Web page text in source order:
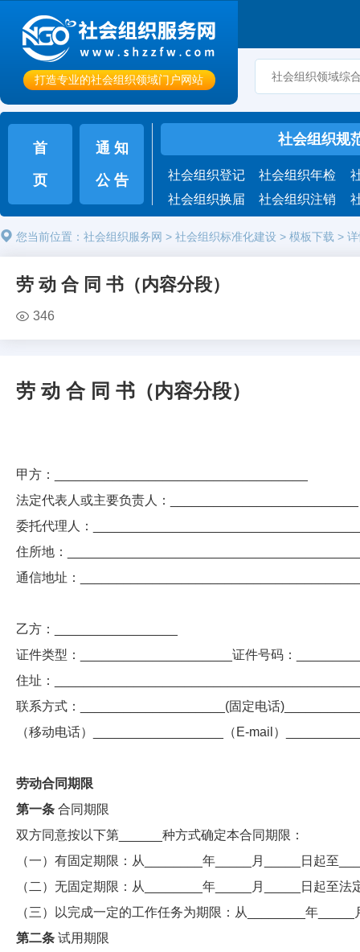
打造专业的社会组织领域门户网站
首
页
通 知
公 告
社会组织规
社会组织登记 社会组织年检
社会组织换届
社会组织注销
您当前位置： 社会组织服务网 > 社会组织标准化建设 > 模板下载 >
劳 动 合 同 书（内容分段）
346
劳 动 合 同 书（内容分段）
甲方：___________________________________
法定代表人或主要负责人：__________________________
委托代理人：
住所地：
通信地址：
乙方：_________________
证件类型：_____________________证件号码：
住址：
联系方式：____________________(固定电话
（移动电话）__________________（E-mail）
劳动合同期限
第一条 合同期限
双方同意按以下第______种方式确定本合同期限：
（一）有固定期限：从________年_____月_____日起至
（二）无固定期限：从________年_____月_____日起至法
（三）以完成一定的工作任务为期限：从________年
第二条 试用期限